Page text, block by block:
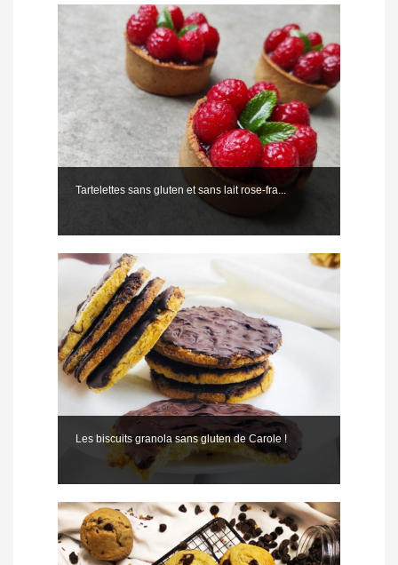
Tartelettes sans gluten et sans lait rose-fra...
Les biscuits granola sans gluten de Carole !